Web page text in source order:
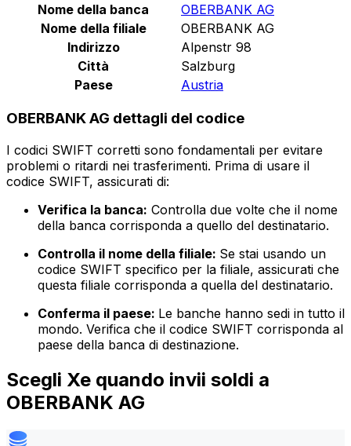
Nome della banca
OBERBANK AG
Nome della filiale
OBERBANK AG
Indirizzo
Alpenstr 98
Città
Salzburg
Paese
Austria
OBERBANK AG dettagli del codice
I codici SWIFT corretti sono fondamentali per evitare
problemi o ritardi nei trasferimenti. Prima di usare il
codice SWIFT, assicurati di:
Verifica la banca: Controlla due volte che il nome
della banca corrisponda a quello del destinatario.
Controlla il nome della filiale: Se stai usando un
codice SWIFT specifico per la filiale, assicurati che
questa filiale corrisponda a quella del destinatario.
Conferma il paese: Le banche hanno sedi in tutto il
mondo. Verifica che il codice SWIFT corrisponda al
paese della banca di destinazione.
Scegli Xe quando invii soldi a
OBERBANK AG